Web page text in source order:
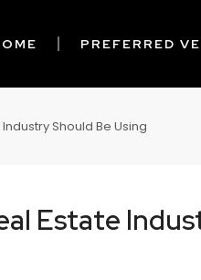
PREFERRED
Should Be Using
Estate